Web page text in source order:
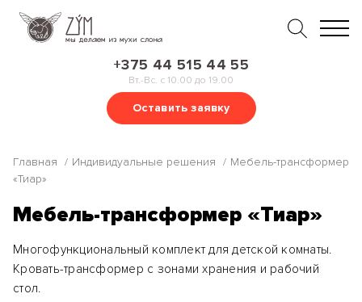
+375 44 515 44 55
Вт.-Вс. с 10.00 до 19.00
Оставить заявку
Главная Индивидуальные решения
Мебель-трансформер
«Тиар»
Мебель-трансформер «Тиар»
Многофункциональный комплект для детской комнаты.
Кровать-трансформер с зонами хранения и рабочий
стол.